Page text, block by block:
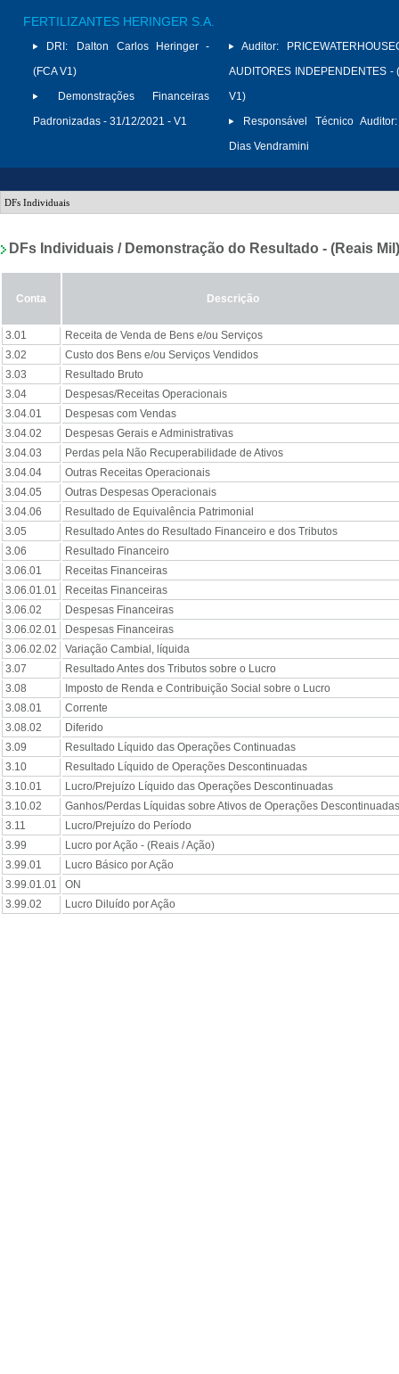
FERTILIZANTES HERINGER S.A.
DRI:
Dalton Carlos Heringer -
(FCA V1)
Demonstrações Financeiras
Padronizadas - 31/12/2021 - V1
Auditor:
AUDITORES INDEPENDENTES -
V1)
Responsável Técnico Auditor:
Dias Vendramini